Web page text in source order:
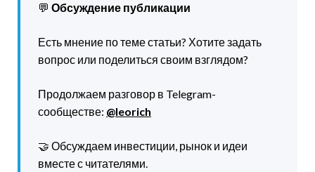
💬 Обсуждение публикации
Есть мнение по теме статьи? Хотите задать
вопрос или поделиться своим взглядом?
Продолжаем разговор в Telegram-
сообществе: @leorich
🤝 Обсуждаем инвестиции, рынок и идеи
вместе с читателями.